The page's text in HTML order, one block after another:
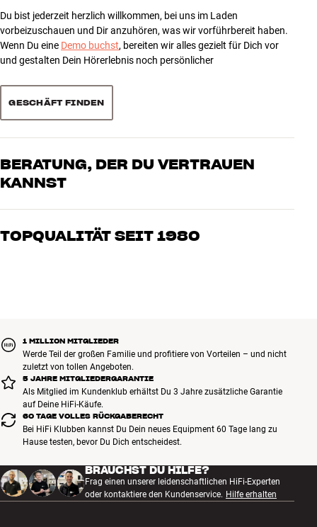
Du bist jederzeit herzlich willkommen, bei uns im Laden
vorbeizuschauen und Dir anzuhören, was wir vorführbereit haben.
Wenn Du eine Demo buchst, bereiten wir alles gezielt für Dich vor
und gestalten Dein Hörerlebnis noch persönlicher
GESCHÄFT FINDEN
BERATUNG, DER DU VERTRAUEN
KANNST
Unsere Mitarbeiter sind echte Enthusiasten, die unsere Produkte
oder Heimkino. Erzähle uns, wovon Du träumst, und wir finden
TOPQUALITÄT SEIT 1980
1 MILLION MITGLIEDER
Werde Teil der großen Familie und profitiere von Vorteilen – und nicht
zuletzt von tollen Angeboten.
5 JAHRE MITGLIEDERGARANTIE
Als Mitglied im Kundenklub erhältst Du 3 Jahre zusätzliche Garantie
auf Deine HiFi-Käufe.
60 TAGE VOLLES RÜCKGABERECHT
Bei HiFi Klubben kannst Du Dein neues Equipment 60 Tage lang zu
Hause testen, bevor Du Dich entscheidest.
BRAUCHST DU HILFE?
Frag einen unserer leidenschaftlichen HiFi-Experten
oder kontaktiere den Kundenservice. Hilfe erhalten